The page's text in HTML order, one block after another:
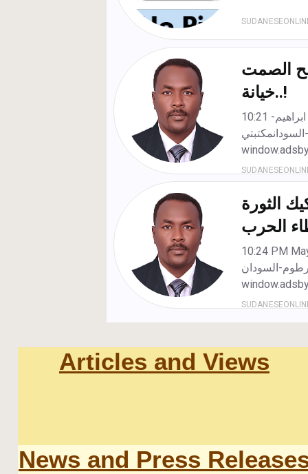
Articles and Views
News and Press